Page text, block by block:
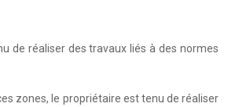
de réaliser des travaux liés à des normes
zones, le propriétaire est tenu de réaliser